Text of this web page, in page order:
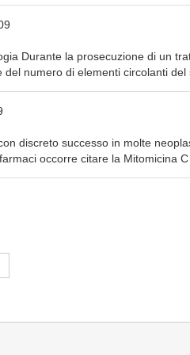
Durante la prosecuzione di un
numero di elementi circolanti del
discreto successo in molte
occorre citare la Mitomicina